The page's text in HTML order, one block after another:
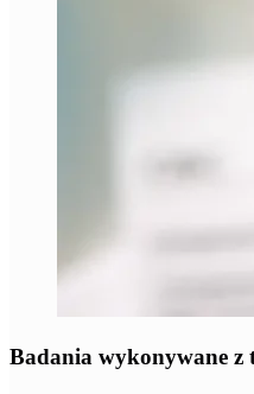
Badania wykonywane z